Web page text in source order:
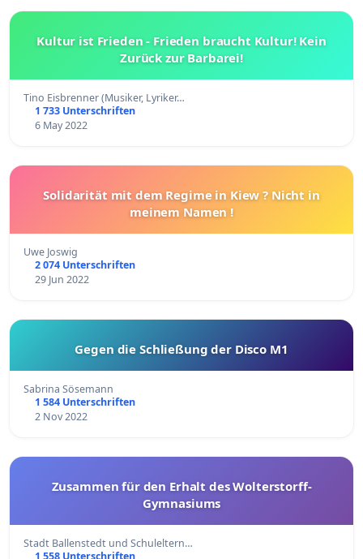
Kultur ist Frieden - Frieden braucht Kultur! Kein
Zurück zur Barbarei!
Tino Eisbrenner (Musiker, Lyriker…
1 733 Unterschriften
6 May 2022
Solidarität mit dem Regime in Kiew ? Nicht in
meinem Namen !
Uwe Joswig
2 074 Unterschriften
29 Jun 2022
Gegen die Schließung der Disco M1
Sabrina Sösemann
1 584 Unterschriften
2 Nov 2022
Zusammen für den Erhalt des Wolterstorff-
Gymnasiums
Stadt Ballenstedt und Schuleltern…
1 558 Unterschriften